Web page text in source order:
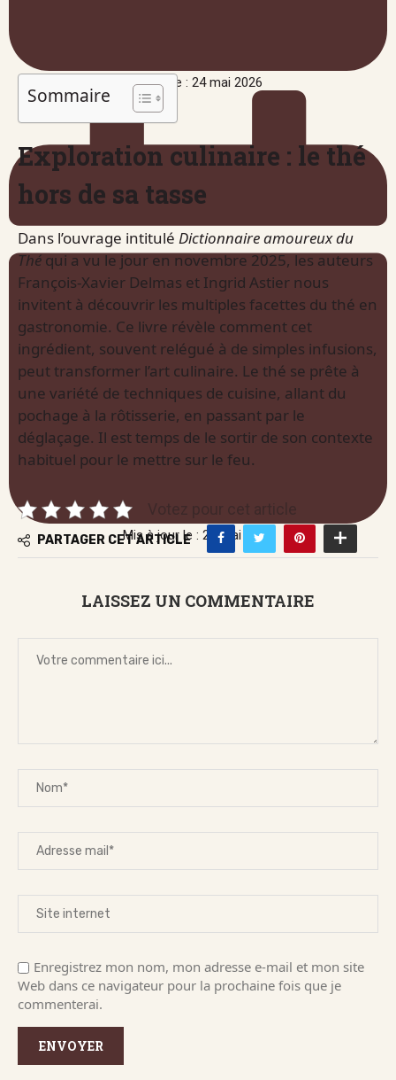
Publié le : 24 mai 2026
Mis à jour le : 24 mai 2026
Sommaire
Exploration culinaire : le thé
hors de sa tasse
Dans l’ouvrage intitulé Dictionnaire amoureux du
Théqui a vu le jour en novembre 2025, les auteurs
François-Xavier Delmas et Ingrid Astier nous
invitent à découvrir les multiples facettes du thé en
gastronomie. Ce livre révèle comment cet
ingrédient, souvent relégué à de simples infusions,
peut transformer l’art culinaire. Le thé se prête à
une variété de techniques de cuisine, allant du
pochage à la rôtisserie, en passant par le
déglaçage. Il est temps de le sortir de son contexte
habituel pour le mettre sur le feu.
Votez pour cet article
PARTAGER CET ARTICLE
LAISSEZ UN COMMENTAIRE
Enregistrez mon nom, mon adresse e-mail et mon site
Web dans ce navigateur pour la prochaine fois que je
commenterai.